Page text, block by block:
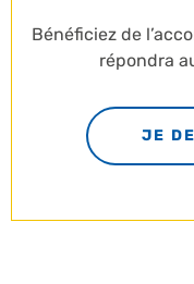
Bénéficiez de
répondra
JE